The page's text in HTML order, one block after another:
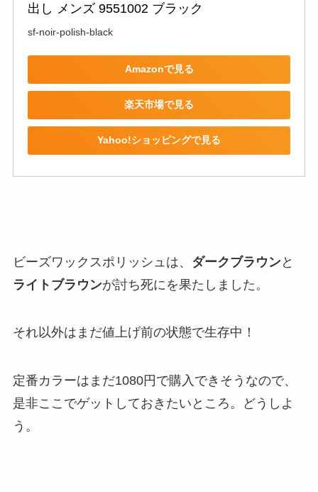
出し メンズ 9551002 ブラック
sf-noir-polish-black
Amazonで見る
楽天市場で見る
Yahoo!ショッピングで見る
ビーズワックスポリッシュは、 ダークブラウンと
ライトブラウンが討ち死にを果たしました。
それ以外はまだ値上げ前の状態で生存中！
定番カラーはまだ1080円で購入できそうなので、
是非ここでゲットしておきたいところ。どうしよ
う。